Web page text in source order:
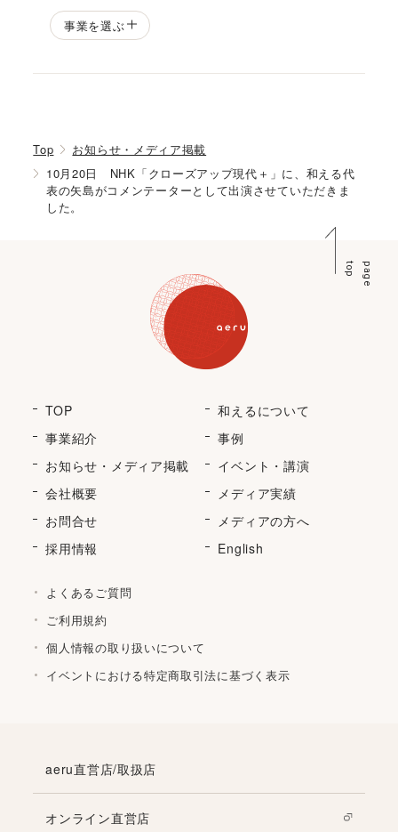
事業を選ぶ
Top
お知らせ・メディア掲載
10月20日 NHK「クローズアップ現代＋」に、和える代
表の矢島がコメンテーターとして出演させていただきま
した。
p
a
g
e
t
o
p
TOP
和えるについて
事業紹介
事例
お知らせ・メディア掲載
イベント・講演
会社概要
メディア実績
お問合せ
メディアの方へ
採用情報
English
よくあるご質問
ご利用規約
個人情報の取り扱いについて
イベントにおける特定商取引法に基づく表示
aeru直営店/取扱店
オンライン直営店